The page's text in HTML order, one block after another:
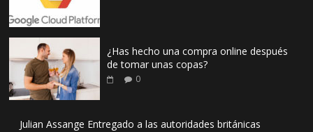
¿Has hecho una compra online después
de tomar unas copas?
0
Julian Assange Entregado a las autoridades británicas